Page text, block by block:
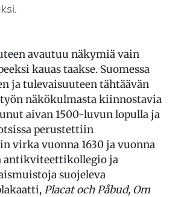
avautuu näkymiä vain
kauas taakse. Suomessa
ja tulevaisuuteen tähtäävän
näkökulmasta kiinnostavia
aivan 1500-luvun lopulla ja
perustettiin
virka vuonna 1630 ja vuonna
antikviteettikollegio ja
suojeleva
Placat och Påbud, Om